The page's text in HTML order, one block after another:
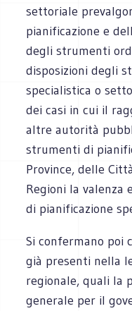
settoriale
pianificazione e
degli strumenti
disposizioni degli
specialistica o
dei casi in cui il
altre autorità
strumenti di
Province, delle
Regioni la valenza
di pianificazione
Si confermano poi
già presenti nella
regionale, quali la
generale per il